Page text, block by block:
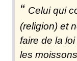
Celui qui
(religion) et
faire de la
les